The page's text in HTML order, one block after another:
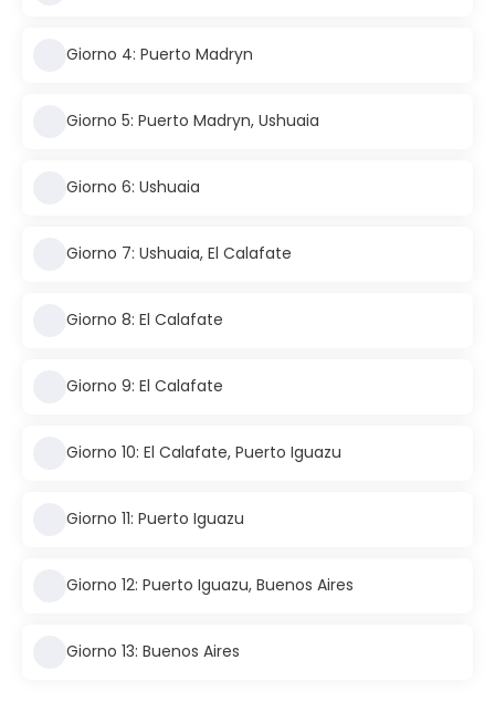
Giorno 4: Puerto Madryn
Giorno 5: Puerto Madryn, Ushuaia
Giorno 6: Ushuaia
Giorno 7: Ushuaia, El Calafate
Giorno 8: El Calafate
Giorno 9: El Calafate
Giorno 10: El Calafate, Puerto Iguazu
Giorno 11: Puerto Iguazu
Giorno 12: Puerto Iguazu, Buenos Aires
Giorno 13: Buenos Aires